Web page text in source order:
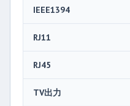
IEEE1394
RJ11
RJ45
TV出力